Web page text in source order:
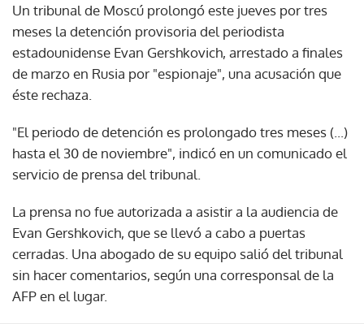
Un tribunal de Moscú prolongó este jueves por tres
meses la detención provisoria del periodista
estadounidense Evan Gershkovich, arrestado a finales
de marzo en Rusia por "espionaje", una acusación que
éste rechaza.
"El periodo de detención es prolongado tres meses (...)
hasta el 30 de noviembre", indicó en un comunicado el
servicio de prensa del tribunal.
La prensa no fue autorizada a asistir a la audiencia de
Evan Gershkovich, que se llevó a cabo a puertas
cerradas. Una abogado de su equipo salió del tribunal
sin hacer comentarios, según una corresponsal de la
AFP en el lugar.